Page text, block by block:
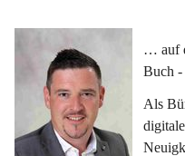
… auf
Buch -
Als